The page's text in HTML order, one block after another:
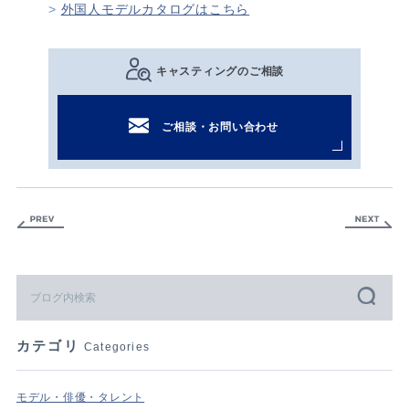
外国人モデルカタログはこちら
キャスティングのご相談
ご相談・お問い合わせ
カテゴリ Categories
モデル・俳優・タレント